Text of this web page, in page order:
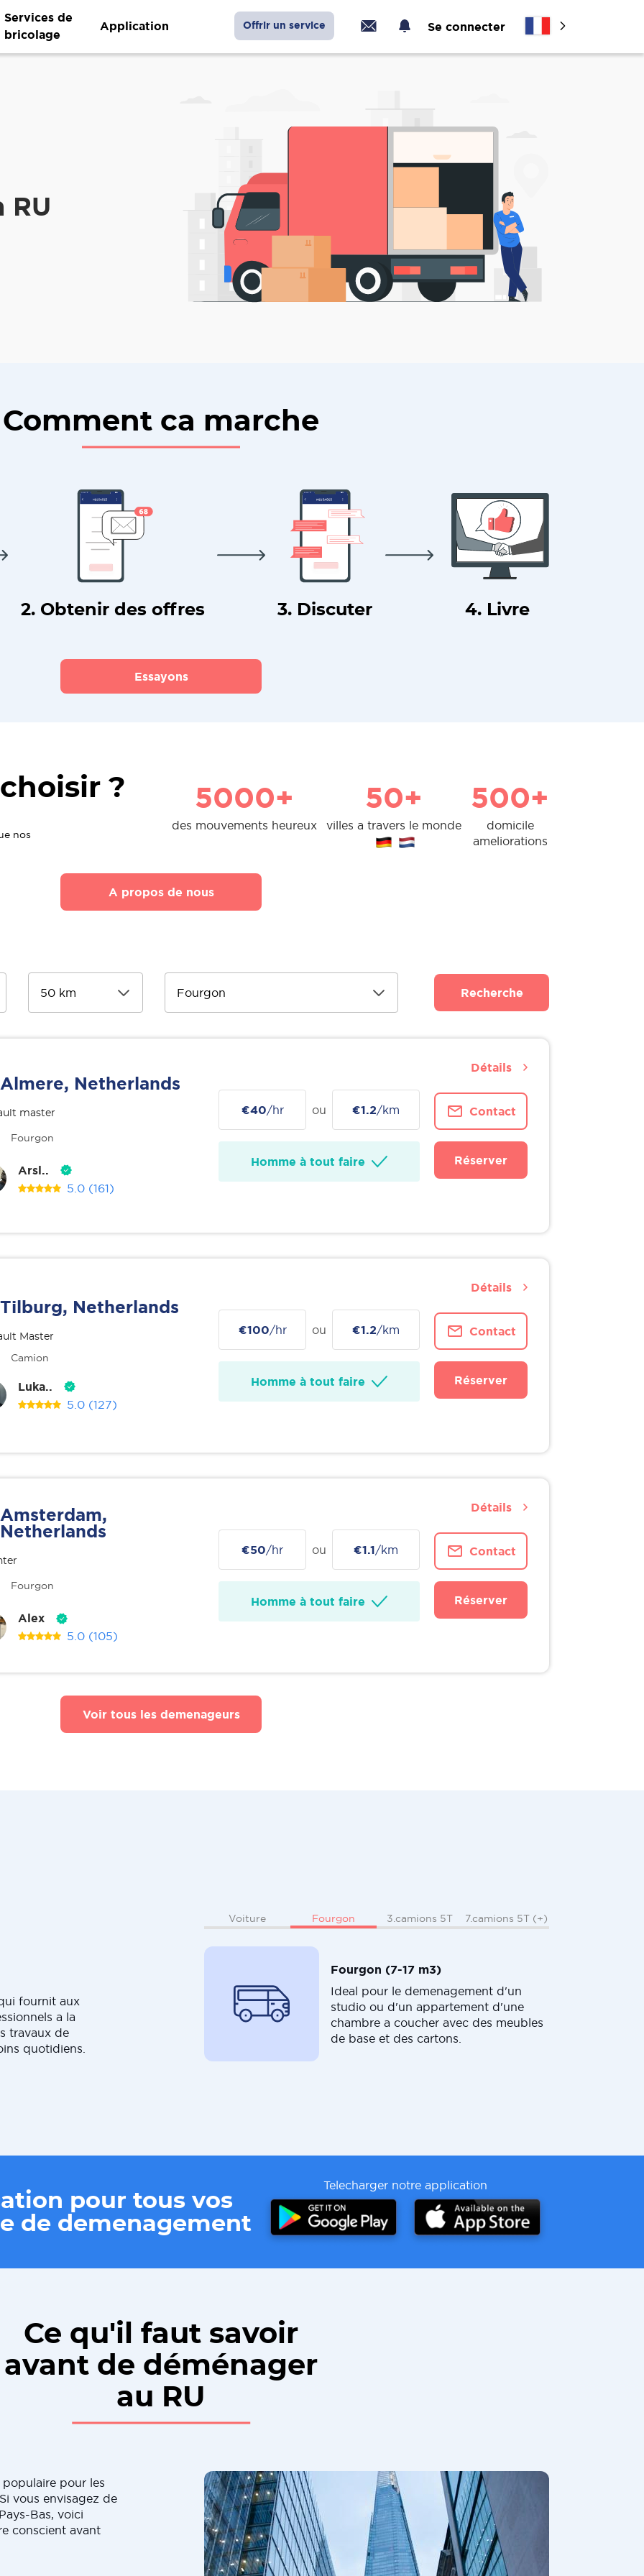
Services de
bricolage
Application Offrir un service Se connecter
RU
Comment ca marche
2. Obtenir des offres 3. Discuter 4. Livre
Essayons
?
nos
5000+
des mouvements heureux
50+
villes a travers le monde
500+
domicile
ameliorations
A propos de nous
Recherche
Almere, Netherlands
master
Fourgon
Arsl..
5.0 (161)
€40/hr ou €1.2/km
Homme à tout faire
Contact
Réserver
Détails
Tilburg, Netherlands
Master
Camion
Luka..
5.0 (127)
€100/hr ou €1.2/km
Homme à tout faire
Contact
Réserver
Détails
Amsterdam,
Netherlands
Fourgon
Alex
5.0 (105)
€50/hr ou €1.1/km
Homme à tout faire
Contact
Réserver
Détails
Voir tous les demenageurs
fournit aux
a la
travaux de
quotidiens.
Voiture Fourgon 3.camions 5T 7.camions 5T (+)
Fourgon (7-17 m3)
Ideal pour le demenagement d'un
studio ou d'un appartement d'une
chambre a coucher avec des meubles
de base et des cartons.
pour tous vos
de demenagement
Telecharger notre application
Ce qu'il faut savoir
avant de déménager
au RU
pour les
vous envisagez de
Bas, voici
conscient avant